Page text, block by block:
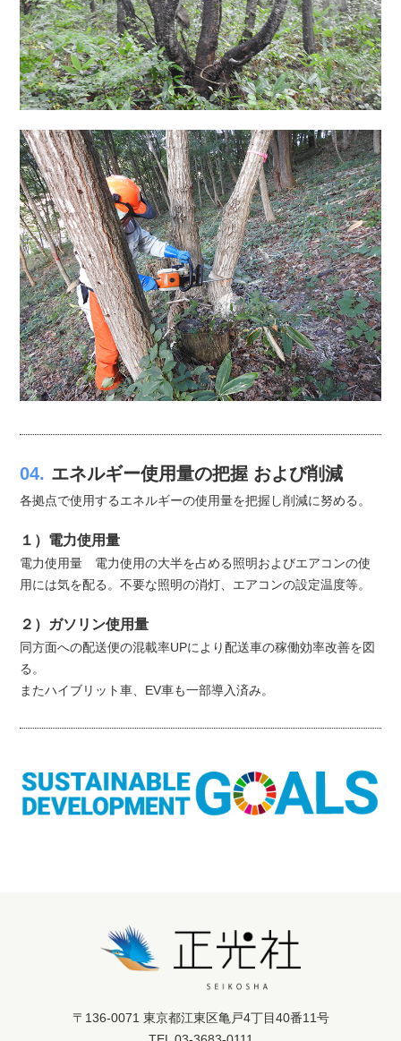
04. エネルギー使用量の把握 および削減
各拠点で使用するエネルギーの使用量を把握し削減に努める。
１）電力使用量
電力使用量 電力使用の大半を占める照明およびエアコンの使
用には気を配る。不要な照明の消灯、エアコンの設定温度等。
２）ガソリン使用量
同方面への配送便の混載率UPにより配送車の稼働効率改善を図
る。
またハイブリット車、EV車も一部導入済み。
〒136-0071 東京都江東区亀戸4丁目40番11号